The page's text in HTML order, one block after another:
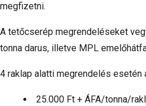
megfizetni.
A tetőcserép megrendeléseket
tonna darus, illetve MPL
4 raklap alatti megrendelés esetén
25.000 Ft + ÁFA/tonna/